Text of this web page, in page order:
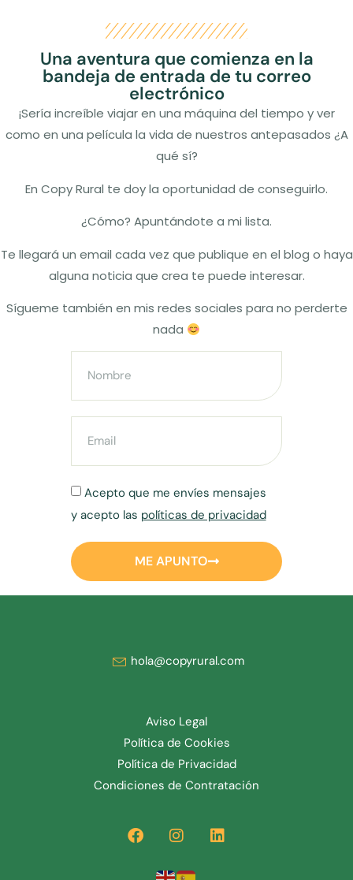
Una aventura que comienza en la
bandeja de entrada de tu correo
electrónico
¡Sería increíble viajar en una máquina del tiempo y ver
como en una película la vida de nuestros antepasados ¿A
qué sí?
En Copy Rural te doy la oportunidad de conseguirlo.
¿Cómo? Apuntándote a mi lista.
Te llegará un email cada vez que publique en el blog o haya
alguna noticia que crea te puede interesar.
Sígueme también en mis redes sociales para no perderte
nada
Acepto que me envíes mensajes
y acepto las políticas de privacidad
ME APUNTO
hola@copyrural.com
Aviso Legal
Política de Cookies
Política de Privacidad
Condiciones de Contratación